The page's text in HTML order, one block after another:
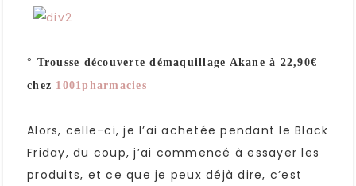
° Trousse découverte démaquillage Akane à 22,90€
chez 1001pharmacies
Alors, celle-ci, je l’ai achetée pendant le Black
Friday, du coup, j’ai commencé à essayer les
produits, et ce que je peux déjà dire, c’est